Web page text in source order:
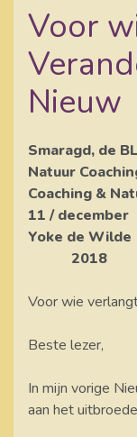
Voor
Nieuw
Smaragd,
Natuur
11 / december
2018
Voor wie
Beste lezer,
In mijn vorige
aan het